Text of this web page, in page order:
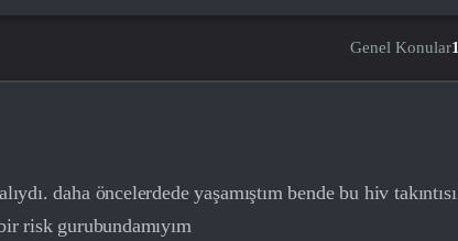
Genel Konular1
daha öncelerdede yaşamıştım bende bu hiv takıntısı
risk gurubundamıyım